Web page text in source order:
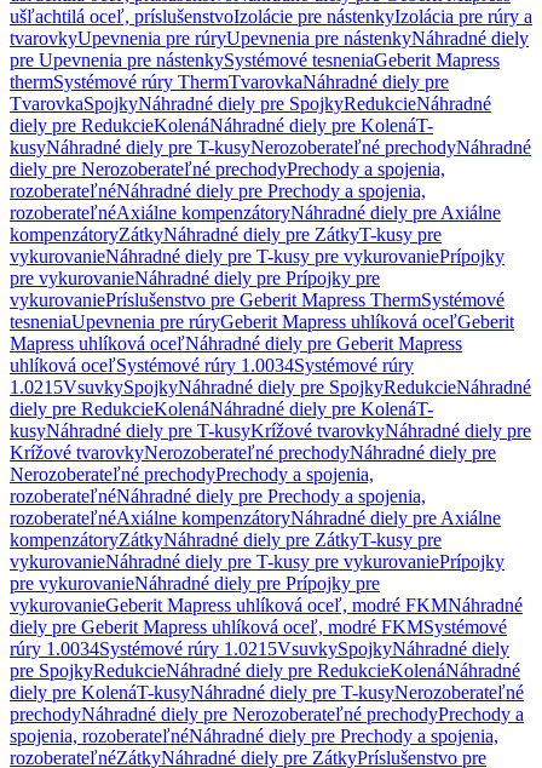
ušľachtilá oceľ, príslušenstvoIzolácie pre nástenkyIzolácia pre rúry a
tvarovkyUpevnenia pre rúryUpevnenia pre nástenkyNáhradné diely
pre Upevnenia pre nástenkySystémové tesneniaGeberit Mapress
thermSystémové rúry ThermTvarovkaNáhradné diely pre
TvarovkaSpojkyNáhradné diely pre SpojkyRedukcieNáhradné
diely pre RedukcieKolenáNáhradné diely pre KolenáT-
kusyNáhradné diely pre T-kusyNerozoberateľné prechodyNáhradné
diely pre Nerozoberateľné prechodyPrechody a spojenia,
rozoberateľnéNáhradné diely pre Prechody a spojenia,
rozoberateľnéAxiálne kompenzátoryNáhradné diely pre Axiálne
kompenzátoryZátkyNáhradné diely pre ZátkyT-kusy pre
vykurovanieNáhradné diely pre T-kusy pre vykurovaniePrípojky
pre vykurovanieNáhradné diely pre Prípojky pre
vykurovaniePríslušenstvo pre Geberit Mapress ThermSystémové
tesneniaUpevnenia pre rúryGeberit Mapress uhlíková oceľGeberit
Mapress uhlíková oceľNáhradné diely pre Geberit Mapress
uhlíková oceľSystémové rúry 1.0034Systémové rúry
1.0215VsuvkySpojkyNáhradné diely pre SpojkyRedukcieNáhradné
diely pre RedukcieKolenáNáhradné diely pre KolenáT-
kusyNáhradné diely pre T-kusyKrížové tvarovkyNáhradné diely pre
Krížové tvarovkyNerozoberateľné prechodyNáhradné diely pre
Nerozoberateľné prechodyPrechody a spojenia,
rozoberateľnéNáhradné diely pre Prechody a spojenia,
rozoberateľnéAxiálne kompenzátoryNáhradné diely pre Axiálne
kompenzátoryZátkyNáhradné diely pre ZátkyT-kusy pre
vykurovanieNáhradné diely pre T-kusy pre vykurovaniePrípojky
pre vykurovanieNáhradné diely pre Prípojky pre
vykurovanieGeberit Mapress uhlíková oceľ, modré FKMNáhradné
diely pre Geberit Mapress uhlíková oceľ, modré FKMSystémové
rúry 1.0034Systémové rúry 1.0215VsuvkySpojkyNáhradné diely
pre SpojkyRedukcieNáhradné diely pre RedukcieKolenáNáhradné
diely pre KolenáT-kusyNáhradné diely pre T-kusyNerozoberateľné
prechodyNáhradné diely pre Nerozoberateľné prechodyPrechody a
spojenia, rozoberateľnéNáhradné diely pre Prechody a spojenia,
rozoberateľnéZátkyNáhradné diely pre ZátkyPríslušenstvo pre